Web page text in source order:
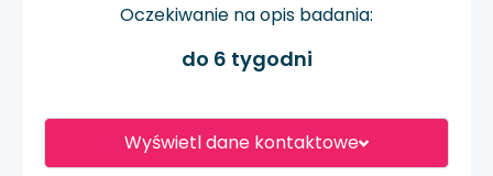
Wyświetl dane kontaktowe
Oczekiwanie na opis badania:
do 6 tygodni